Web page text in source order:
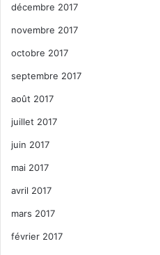
décembre 2017
novembre 2017
octobre 2017
septembre 2017
août 2017
juillet 2017
juin 2017
mai 2017
avril 2017
mars 2017
février 2017